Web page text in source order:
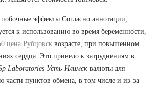
эффекты Согласно аннотации,
к использованию во время беременности,
цена Рубцовск возрасте, при повышенном
сердца. Это привело к затруднениям в
Laboratories Усть-Илимск валюты для
части пунктов обмена, в том числе и из-за